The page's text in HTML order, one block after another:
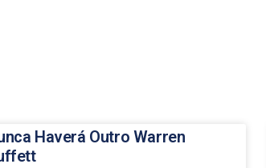
Haverá Outro Warren